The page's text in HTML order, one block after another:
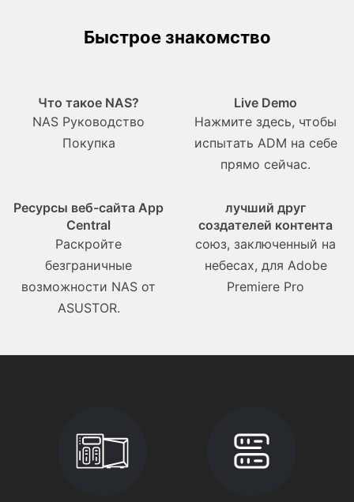
Быстрое знакомство
Что такое NAS?
NAS Pуководство
Покупка
Live Demo
Нажмите здесь, чтобы
испытать ADM на себе
прямо сейчас.
Ресурсы веб-сайта App
Central
Раскройте
безграничные
возможности NAS от
ASUSTOR.
лучший друг
создателей контента
союз, заключенный на
небесах, для Adobe
Premiere Pro